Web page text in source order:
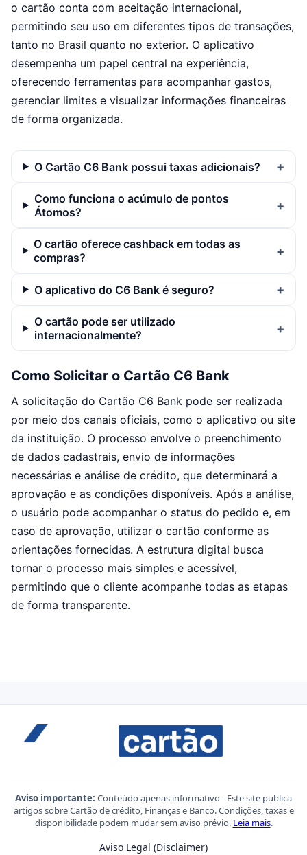
o cartão conta com aceitação internacional,
permitindo seu uso em diferentes tipos de transações,
tanto no Brasil quanto no exterior. O aplicativo
desempenha um papel central na experiência,
oferecendo ferramentas para acompanhar gastos,
gerenciar limites e visualizar informações financeiras
de forma organizada.
O Cartão C6 Bank possui taxas adicionais?
Como funciona o acúmulo de pontos
Átomos?
O cartão oferece cashback em todas as
compras?
O aplicativo do C6 Bank é seguro?
O cartão pode ser utilizado
internacionalmente?
Como Solicitar o Cartão C6 Bank
A solicitação do Cartão C6 Bank pode ser realizada
por meio dos canais oficiais, como o aplicativo ou site
da instituição. O processo envolve o preenchimento
de dados cadastrais, envio de informações
necessárias e análise de crédito, que determinará a
aprovação e as condições disponíveis. Após a análise,
o usuário pode acompanhar o status do pedido e, em
caso de aprovação, utilizar o cartão conforme as
orientações fornecidas. A estrutura digital busca
tornar o processo mais simples e acessível,
permitindo que o cliente acompanhe todas as etapas
de forma transparente.
Aviso importante: Conteúdo apenas informativo - Este site publica
artigos sobre Cartão de crédito, Finanças e Banco. Condições, taxas e
disponibilidade podem mudar sem aviso prévio. Leia mais.
Aviso Legal (Disclaimer)